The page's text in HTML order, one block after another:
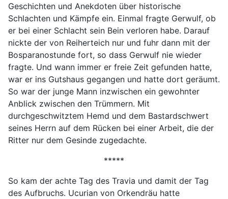
Geschichten und Anekdoten über historische
Schlachten und Kämpfe ein. Einmal fragte Gerwulf, ob
er bei einer Schlacht sein Bein verloren habe. Darauf
nickte der von Reiherteich nur und fuhr dann mit der
Bosparanostunde fort, so dass Gerwulf nie wieder
fragte. Und wann immer er freie Zeit gefunden hatte,
war er ins Gutshaus gegangen und hatte dort geräumt.
So war der junge Mann inzwischen ein gewohnter
Anblick zwischen den Trümmern. Mit
durchgeschwitztem Hemd und dem Bastardschwert
seines Herrn auf dem Rücken bei einer Arbeit, die der
Ritter nur dem Gesinde zugedachte.
*****
So kam der achte Tag des Travia und damit der Tag
des Aufbruchs. Ucurian von Orkendräu hatte